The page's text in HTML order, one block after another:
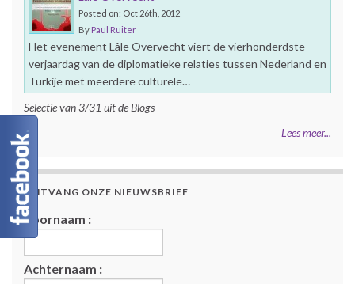
Posted on: Oct 26th, 2012
By Paul Ruiter
Het evenement Lâle Overvecht viert de vierhonderdste
verjaardag van de diplomatieke relaties tussen Nederland en
Turkije met meerdere culturele…
Selectie van 3/31 uit de Blogs
Lees meer...
ONTVANG ONZE NIEUWSBRIEF
Voornaam :
Achternaam :